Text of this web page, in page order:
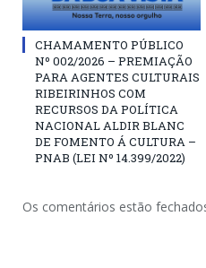
CHAMAMENTO PÚBLICO
Nº 002/2026 – PREMIAÇÃO
PARA AGENTES CULTURAIS
RIBEIRINHOS COM
RECURSOS DA POLÍTICA
NACIONAL ALDIR BLANC
DE FOMENTO Á CULTURA –
PNAB (LEI Nº 14.399/2022)
Os comentários estão